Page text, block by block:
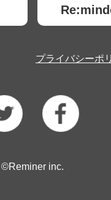
プライバシーポ
©Reminer inc.